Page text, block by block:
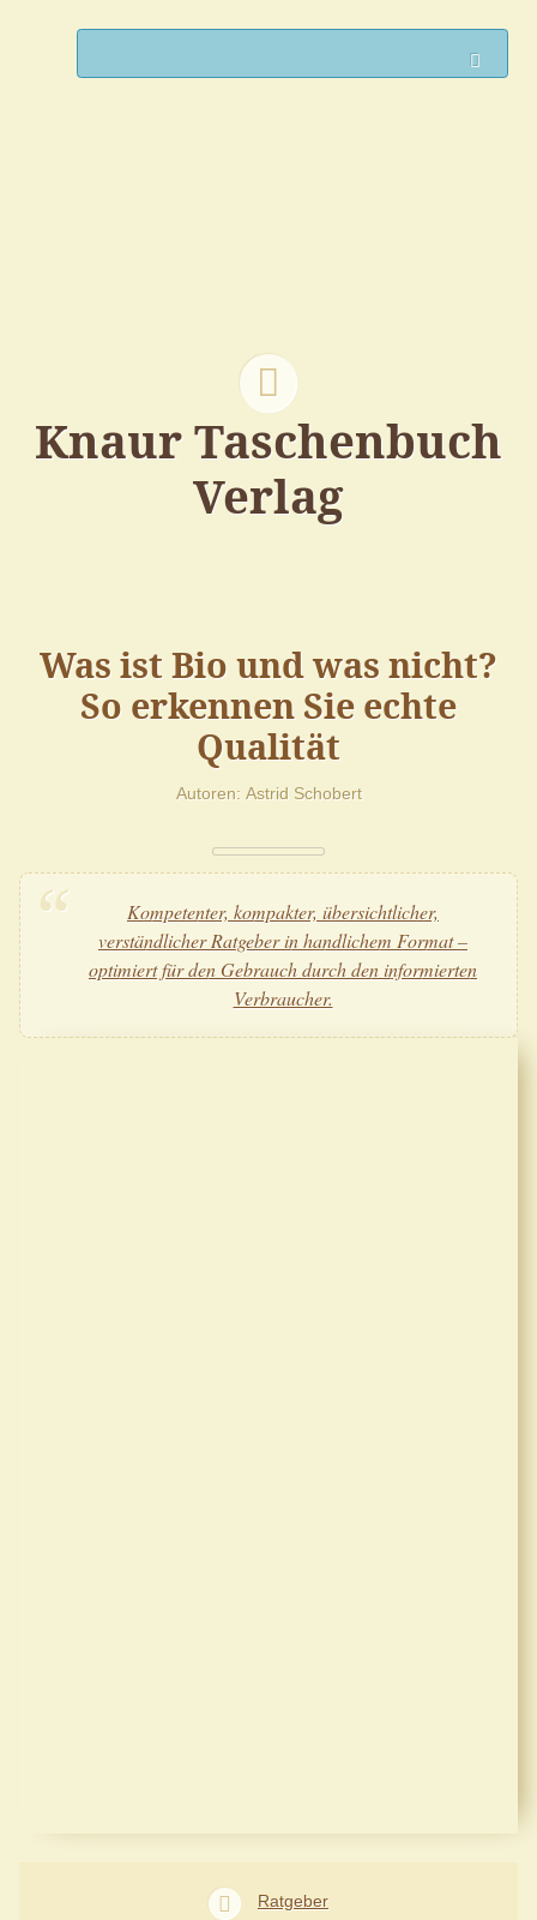
Knaur Taschenbuch
Verlag
Was ist Bio und was nicht?
So erkennen Sie echte
Qualität
Autoren Astrid Schobert
Kompetenter, kompakter, übersichtlicher,
verständlicher Ratgeber in handlichem Format –
optimiert für den Gebrauch durch den informierten
Verbraucher.
Ratgeber